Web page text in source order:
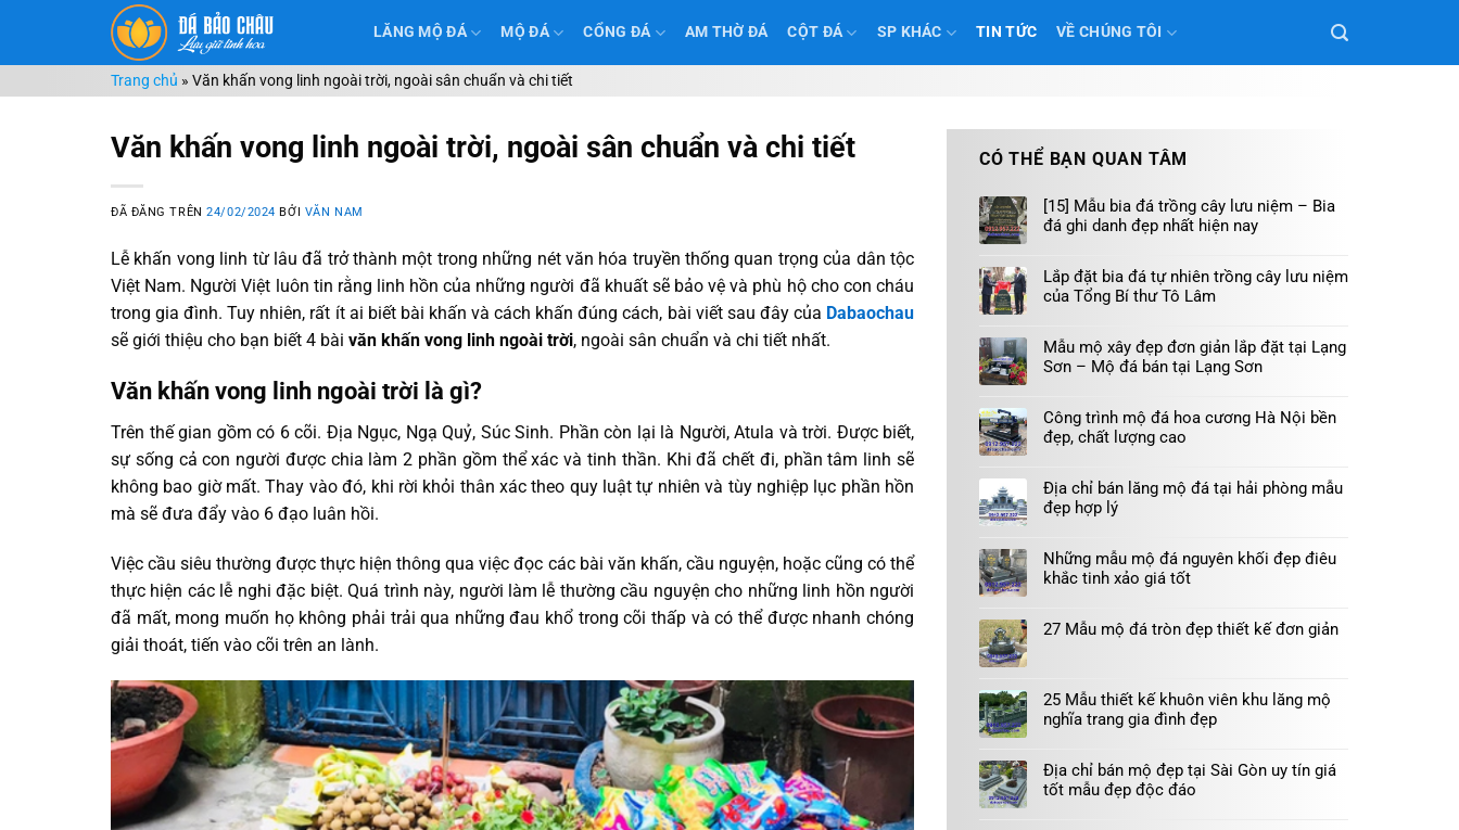
nội
dung
LĂNG MỘ ĐÁ MỘ ĐÁ CỔNG ĐÁ AM THỜ ĐÁ CỘT ĐÁ SP KHÁC TIN TỨC VỀ CHÚNG TÔI
Trang chủ » Văn khấn vong linh ngoài trời, ngoài sân chuẩn và chi tiết
Văn khấn vong linh ngoài trời, ngoài sân chuẩn và chi tiết
ĐÃ ĐĂNG TRÊN24/02/2024 BỞI VĂN NAM
Lễ khấn vong linh từ lâu đã trở thành một trong những nét văn hóa truyền thống quan trọng của dân tộc
Việt Nam. Người Việt luôn tin rằng linh hồn của những người đã khuất sẽ bảo vệ và phù hộ cho con cháu
trong gia đình. Tuy nhiên, rất ít ai biết bài khấn và cách khấn đúng cách, bài viết sau đây của Dabaochau
sẽ giới thiệu cho bạn biết 4 bài văn khấn vong linh ngoài trời, ngoài sân chuẩn và chi tiết nhất.
Văn khấn vong linh ngoài trời là gì?
Trên thế gian gồm có 6 cõi. Địa Ngục, Ngạ Quỷ, Súc Sinh. Phần còn lại là Người, Atula và trời. Được biết,
sự sống cả con người được chia làm 2 phần gồm thể xác và tinh thần. Khi đã chết đi, phần tâm linh sẽ
không bao giờ mất. Thay vào đó, khi rời khỏi thân xác theo quy luật tự nhiên và tùy nghiệp lục phần hồn
mà sẽ đưa đẩy vào 6 đạo luân hồi.
Việc cầu siêu thường được thực hiện thông qua việc đọc các bài văn khấn, cầu nguyện, hoặc cũng có thể
thực hiện các lễ nghi đặc biệt. Quá trình này, người làm lễ thường cầu nguyện cho những linh hồn người
đã mất, mong muốn họ không phải trải qua những đau khổ trong cõi thấp và có thể được nhanh chóng
giải thoát, tiến vào cõi trên an lành.
CÓ THỂ BẠN QUAN TÂM
[15] Mẫu bia đá trồng cây lưu niệm – Bia
đá ghi danh đẹp nhất hiện nay
Lắp đặt bia đá tự nhiên trồng cây lưu niệm
của Tổng Bí thư Tô Lâm
Mẫu mộ xây đẹp đơn giản lắp đặt tại Lạng
Sơn – Mộ đá bán tại Lạng Sơn
Công trình mộ đá hoa cương Hà Nội bền
đẹp, chất lượng cao
Địa chỉ bán lăng mộ đá tại hải phòng mẫu
đẹp hợp lý
Những mẫu mộ đá nguyên khối đẹp điêu
khắc tinh xảo giá tốt
27 Mẫu mộ đá tròn đẹp thiết kế đơn giản
25 Mẫu thiết kế khuôn viên khu lăng mộ
nghĩa trang gia đình đẹp
Địa chỉ bán mộ đẹp tại Sài Gòn uy tín giá
tốt mẫu đẹp độc đáo